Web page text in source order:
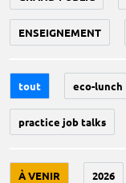
ENSEIGNEMENT
tout eco-lunch
practice job talks
À VENIR 2026